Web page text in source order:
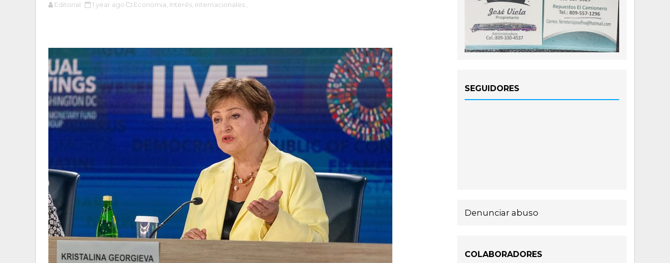
Editorial 1 year ago Economia, Interés, internacionales.,
SEGUIDORES
Denunciar abuso
COLABORADORES